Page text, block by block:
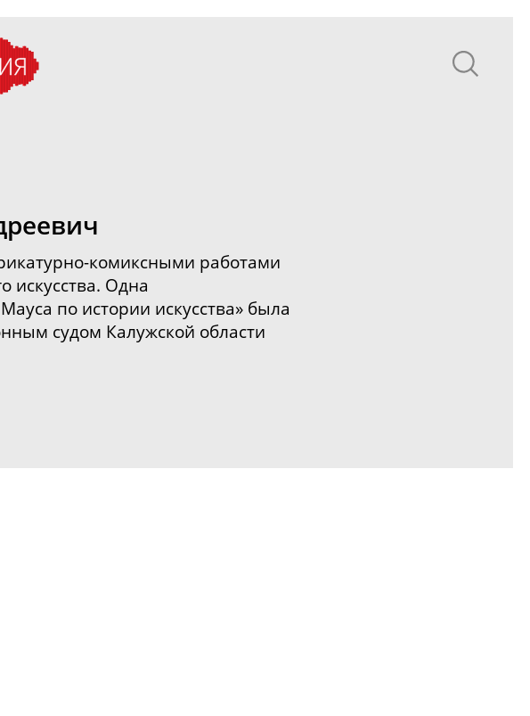
комиксными работами
искусства. Одна
по истории искусства» была
судом Калужской области